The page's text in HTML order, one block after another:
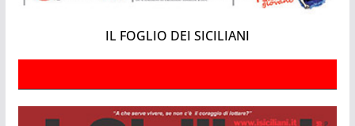
IL FOGLIO DEI SICILIANI